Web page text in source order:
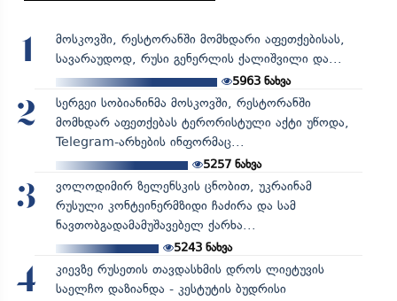
1
მოსკოვში, რესტორანში მომხდარი აფეთქებისას,
სავარაუდოდ, რუსი გენერლის ქალიშვილი და...
5963 ნახვა
2
სერგეი სობიანინმა მოსკოვში, რესტორანში
მომხდარ აფეთქებას ტერორისტული აქტი უწოდა,
Telegram-არხების ინფორმაც...
5257ნახვა
3
ვოლოდიმირ ზელენსკის ცნობით, უკრაინამ
რუსული კონტეინერმზიდი ჩაძირა და სამ
ნავთობგადამამუშავებელ ქარხა...
5243ნახვა
4
კიევზე რუსეთის თავდასხმის დროს ლიეტუვის
საელჩო დაზიანდა - კესტუტის ბუდრისი